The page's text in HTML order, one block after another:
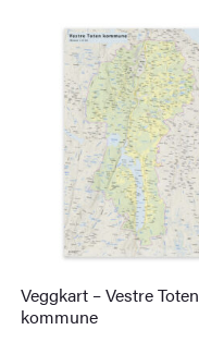
Veggkart – Vestre Toten
kommune